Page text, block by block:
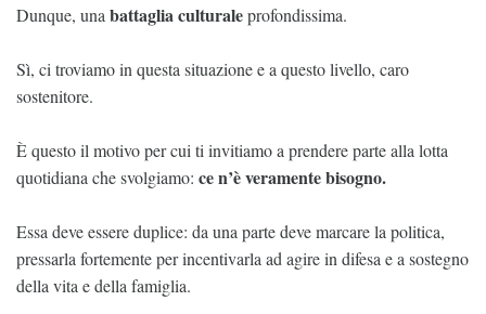
Dunque, una battaglia culturaleprofondissima.
Sì, ci troviamo in questa situazione e a questo livello, caro
sostenitore.
È questo il motivo per cui ti invitiamo a prendere parte alla lotta
quotidiana che svolgiamo: ce n’è veramente bisogno.
Essa deve essere duplice: da una parte deve marcare la politica,
pressarla fortemente per incentivarla ad agire in difesa e a sostegno
della vita e della famiglia.